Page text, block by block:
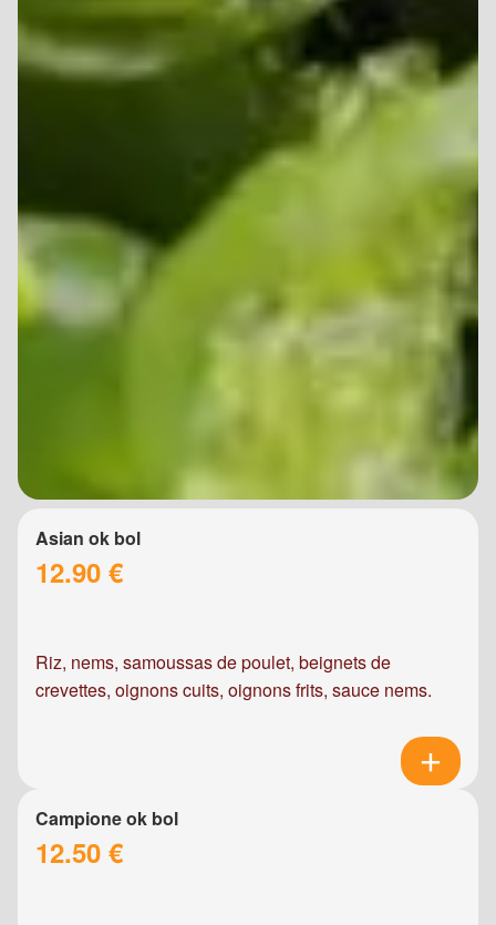
Asian ok bol
12.90 €
Riz, nems, samoussas de poulet, beignets de
crevettes, oignons cuits, oignons frits, sauce nems.
Campione ok bol
12.50 €